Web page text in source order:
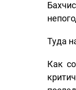
Туда
Как